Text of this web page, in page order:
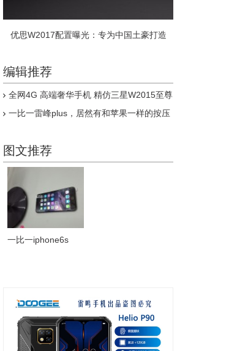
优思W2017配置曝光：专为中国土豪打造
编辑推荐
全网4G 高端奢华手机 精仿三星W2015至尊
一比一雷峰plus，居然有和苹果一样的按压
图文推荐
一比一iphone6s